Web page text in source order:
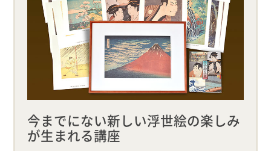
今までにない新しい浮世絵の楽しみ
が生まれる講座